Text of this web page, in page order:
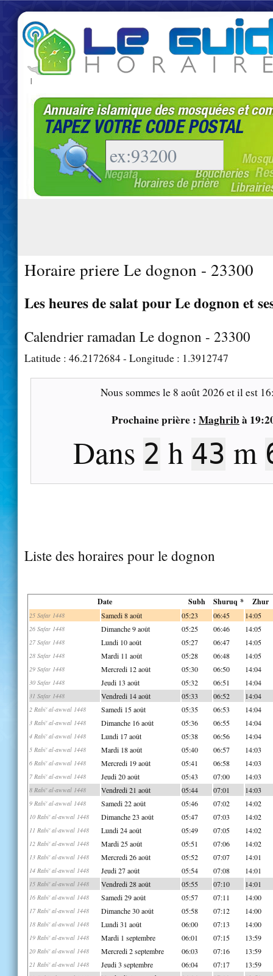
|
Horaire priere Le dognon - 23300
Les heures de salat pour Le dognon et
Calendrier ramadan Le dognon - 23300
Latitude : 46.2172684- Longitude : 1.3912747
Nous sommes le 8 août 2026 et il est
Prochaine prière : Maghrib à
Dans 2 h 43 m
Liste des horaires pour le dognon
Date Subh Shuruq * Zhur
25 Safar 1448 Samedi 8 août 05:23 06:45 14:05
26 Safar 1448 Dimanche 9 août 05:25 06:46 14:05
27 Safar 1448 Lundi 10 août 05:27 06:47 14:05
28 Safar 1448 Mardi 11 août 05:28 06:48 14:05
29 Safar 1448 Mercredi 12 août 05:30 06:50 14:04
30 Safar 1448 Jeudi 13 août 05:32 06:51 14:04
31 Safar 1448 Vendredi 14 août 05:33 06:52 14:04
2 Rabi' al-awwal 1448 Samedi 15 août 05:35 06:53 14:04
3 Rabi' al-awwal 1448 Dimanche 16 août 05:36 06:55 14:04
4 Rabi' al-awwal 1448 Lundi 17 août 05:38 06:56 14:04
5 Rabi' al-awwal 1448 Mardi 18 août 05:40 06:57 14:03
6 Rabi' al-awwal 1448 Mercredi 19 août 05:41 06:58 14:03
7 Rabi' al-awwal 1448 Jeudi 20 août 05:43 07:00 14:03
8 Rabi' al-awwal 1448 Vendredi 21 août 05:44 07:01 14:03
9 Rabi' al-awwal 1448 Samedi 22 août 05:46 07:02 14:02
10 Rabi' al-awwal 1448 Dimanche 23 août 05:47 07:03 14:02
11 Rabi' al-awwal 1448 Lundi 24 août 05:49 07:05 14:02
12 Rabi' al-awwal 1448 Mardi 25 août 05:51 07:06 14:02
13 Rabi' al-awwal 1448 Mercredi 26 août 05:52 07:07 14:01
14 Rabi' al-awwal 1448 Jeudi 27 août 05:54 07:08 14:01
15 Rabi' al-awwal 1448 Vendredi 28 août 05:55 07:10 14:01
16 Rabi' al-awwal 1448 Samedi 29 août 05:57 07:11 14:00
17 Rabi' al-awwal 1448 Dimanche 30 août 05:58 07:12 14:00
18 Rabi' al-awwal 1448 Lundi 31 août 06:00 07:13 14:00
19 Rabi' al-awwal 1448 Mardi 1 septembre 06:01 07:15 13:59
20 Rabi' al-awwal 1448 Mercredi 2 septembre 06:03 07:16 13:59
21 Rabi' al-awwal 1448 Jeudi 3 septembre 06:04 07:17 13:59